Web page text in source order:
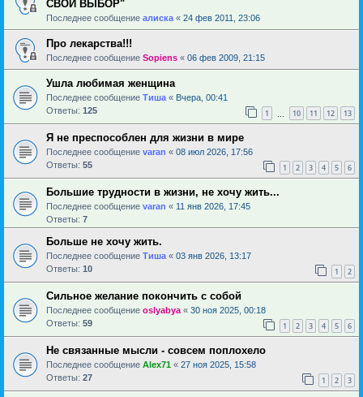
СВОЙ ВЫБОР"
Последнее сообщение алиска « 24 фев 2011, 23:06
Про лекарства!!!
Последнее сообщение Sopiens « 06 фев 2009, 21:15
Ушла любимая женщина
Последнее сообщение Тиша « Вчера, 00:41
Ответы: 125 1 10 11 12 13
Я не преспособлен для жизни в мире
Последнее сообщение varan « 08 июл 2026, 17:56
Ответы: 55 1 2 3 4 5 6
Большие трудности в жизни, не хочу жить...
Последнее сообщение varan « 11 янв 2026, 17:45
Ответы: 7
Больше не хочу жить.
Последнее сообщение Тиша « 03 янв 2026, 13:17
Ответы: 10 1 2
Сильное желание покончить с собой
Последнее сообщение oslyabya « 30 ноя 2025, 00:18
Ответы: 59 1 2 3 4 5 6
Не связанные мысли - совсем поплохело
Последнее сообщение Alex71 « 27 ноя 2025, 15:58
Ответы: 27 1 2 3